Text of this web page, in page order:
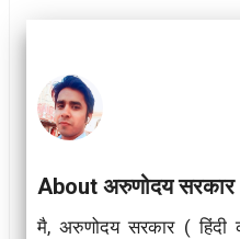
About अरुणोदय सरकार
मै, अरुणोदय सरकार ( हिंदी